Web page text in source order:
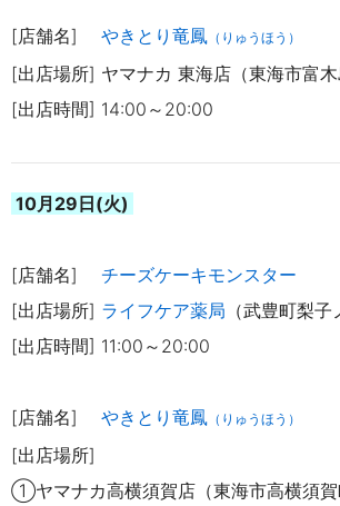
[店舗名] やきとり竜鳳 （りゅうほう）
[出店場所] ヤマナカ 東海店（東海市富木
[出店時間] 14:00～20:00
10月29日(火)
[店舗名] チーズケーキモンスター
[出店場所] ライフケア薬局 （武豊町梨
[出店時間] 11:00～20:00
[店舗名] やきとり竜鳳 （りゅうほう）
[出店場所]
①ヤマナカ高横須賀店（東海市高横須賀